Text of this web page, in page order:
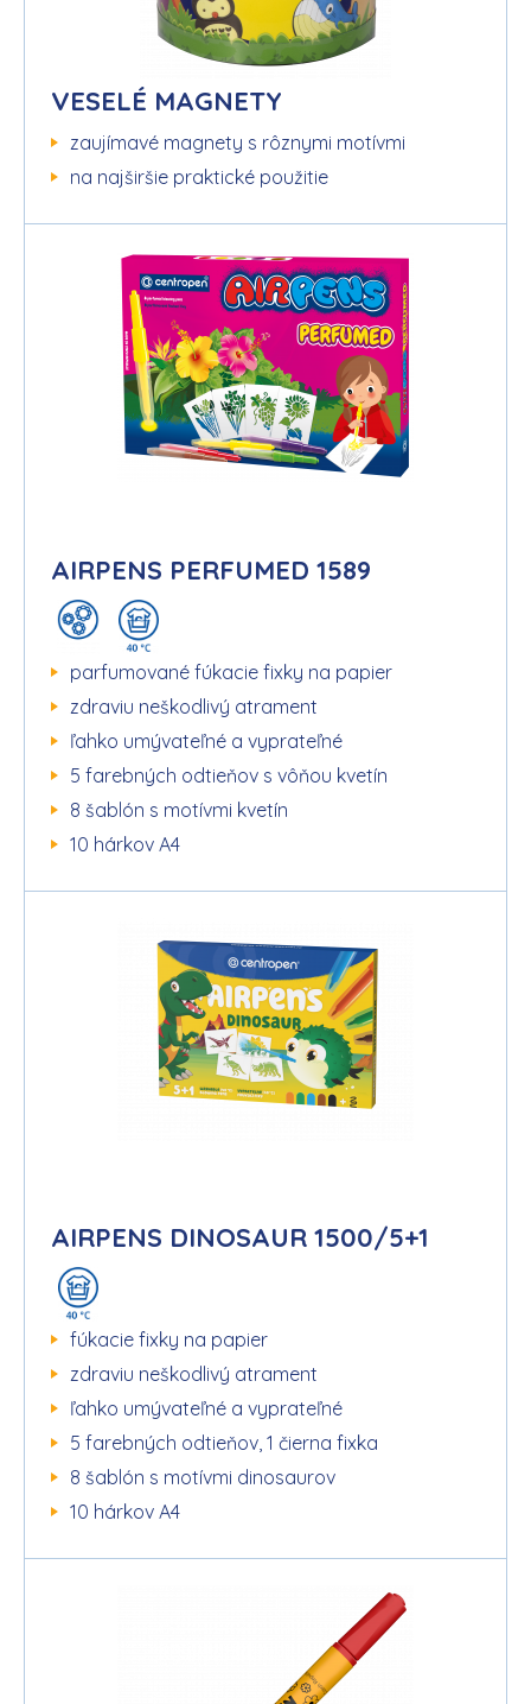
VESELÉ MAGNETY
zaujímavé magnety s rôznymi motívmi
na najširšie praktické použitie
AIRPENS PERFUMED 1589
parfumované fúkacie fixky na papier
zdraviu neškodlivý atrament
ľahko umývateľné a vyprateľné
5 farebných odtieňov s vôňou kvetín
8 šablón s motívmi kvetín
10 hárkov A4
AIRPENS DINOSAUR 1500/5+1
fúkacie fixky na papier
zdraviu neškodlivý atrament
ľahko umývateľné a vyprateľné
5 farebných odtieňov, 1 čierna fixka
8 šablón s motívmi dinosaurov
10 hárkov A4